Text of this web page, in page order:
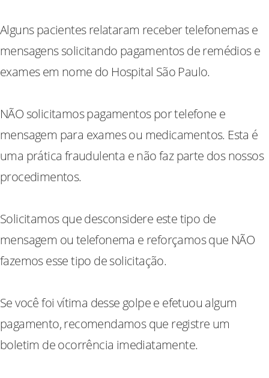
Alguns pacientes relataram receber telefonemas e
mensagens solicitando pagamentos de remédios e
exames em nome do Hospital São Paulo.
NÃO solicitamos pagamentos por telefone e
mensagem para exames ou medicamentos. Esta é
uma prática fraudulenta e não faz parte dos nossos
procedimentos.
Solicitamos que desconsidere este tipo de
mensagem ou telefonema e reforçamos que NÃO
fazemos esse tipo de solicitação.
Se você foi vítima desse golpe e efetuou algum
pagamento, recomendamos que registre um
boletim de ocorrência imediatamente.